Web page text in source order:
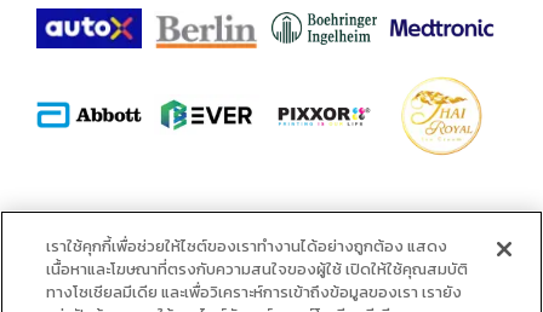
alliance
เราใช้คุกกี้เพื่อช่วยให้ไซต์ของเราทำงานได้อย่างถูกต้อง แสดง
เนื้อหาและโฆษณาที่ตรงกับความสนใจของผู้ใช้ เปิดให้ใช้คุณสมบัติ
ทางโซเชียลมีเดีย และเพื่อวิเคราะห์การเข้าถึงข้อมูลของเรา เรายัง